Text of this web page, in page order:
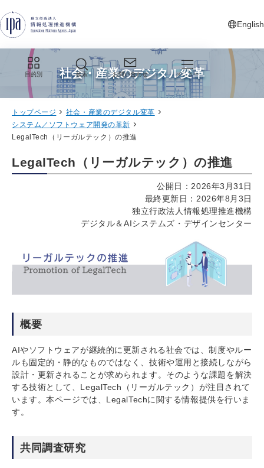
English
新しいタ
目的別 検索 お問い合わせ メニュー
社会・産業のデジタル変革
トップページ
社会・産業のデジタル変革
システム／ソフトウェア開発の革新
LegalTech（リーガルテック）の推進
LegalTech（リーガルテック）の推進
公開日：2026年3月31日
最終更新日：2026年8月3日
独立行政法人情報処理推進機構
デジタル＆AIシステムズ・デザインセンター
概要
AIやソフトウェアが継続的に更新される社会では、制度やルー
ルも固定的・静的なものではなく、技術や運用と接続しながら
設計・更新されることが求められます。そのような課題を解決
する技術として、LegalTech（リーガルテック）が注目されて
います。本ページでは、LegalTechに関する情報提供を行いま
す。
共同調査研究